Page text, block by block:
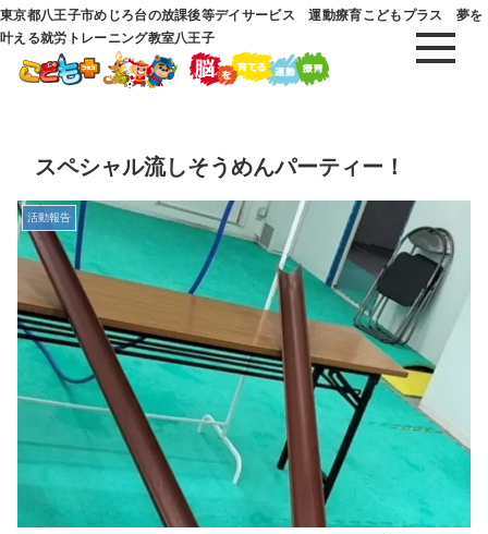
東京都八王子市めじろ台の放課後等デイサービス 運動療育こどもプラス 夢を
叶える就労トレーニング教室八王子
スペシャル流しそうめんパーティー！
活動報告